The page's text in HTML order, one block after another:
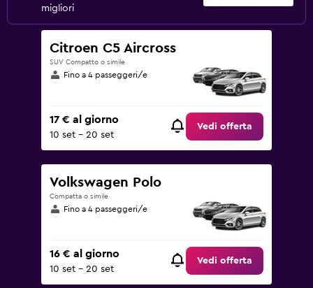
migliori
Citroen C5 Aircross
SUV Compatto o simile
Fino a 4 passeggeri/e
17 € al giorno
10 set - 20 set
Vedi offerta
Volkswagen Polo
Compatta o simile
Fino a 4 passeggeri/e
16 € al giorno
10 set - 20 set
Vedi offerta